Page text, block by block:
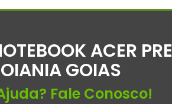
ACER
GOIAS
Fale Conosco!